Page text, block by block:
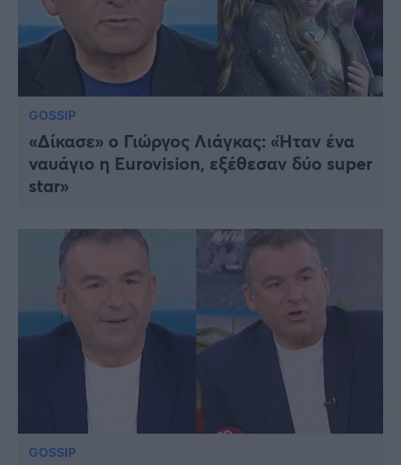
GOSSIP
«Δίκασε» ο Γιώργος Λιάγκας: «Ήταν ένα
ναυάγιο η Eurovision, εξέθεσαν δύο super
star»
GOSSIP